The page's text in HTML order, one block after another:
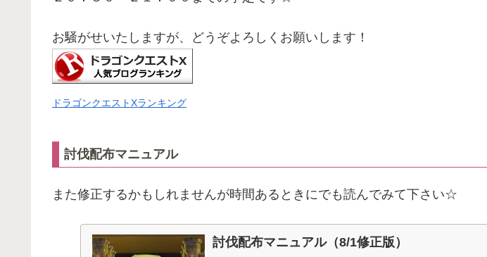
お騒がせいたしますが、どうぞよろしくお願いします！
ドラゴンクエストXランキング
討伐配布マニュアル
また修正するかもしれませんが時間あるときにでも読んでみて下さい☆
討伐配布マニュアル（8/1修正版）